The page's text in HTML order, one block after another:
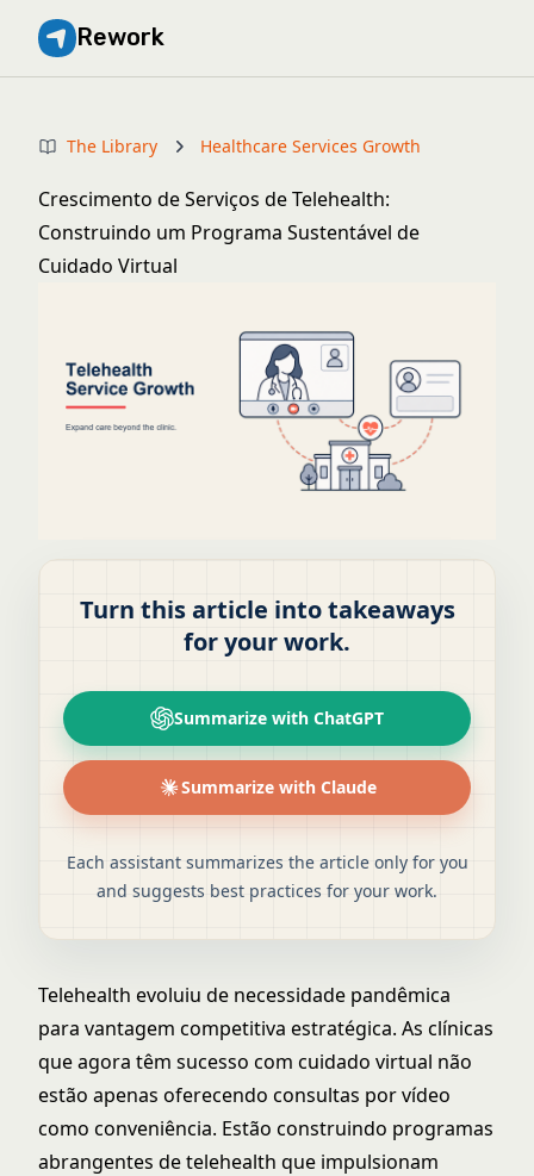
Rework
The Library Healthcare Services Growth
Crescimento de Serviços de Telehealth:
Construindo um Programa Sustentável de
Cuidado Virtual
Turn this article into takeaways
for your work.
Summarize with ChatGPT
Summarize with Claude
Each assistant summarizes the article only for you
and suggests best practices for your work.
Telehealth evoluiu de necessidade pandêmica
para vantagem competitiva estratégica. As clínicas
que agora têm sucesso com cuidado virtual não
estão apenas oferecendo consultas por vídeo
como conveniência. Estão construindo programas
abrangentes de telehealth que impulsionam